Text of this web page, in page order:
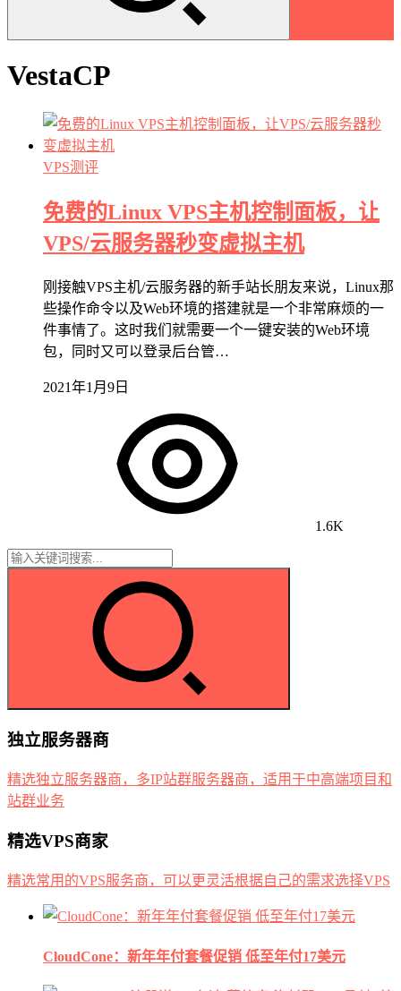
VestaCP
VPS测评
免费的Linux VPS主机控制面板，让
VPS/云服务器秒变虚拟主机
刚接触VPS主机/云服务器的新手站长朋友来说，Linux那
些操作命令以及Web环境的搭建就是一个非常麻烦的一
件事情了。这时我们就需要一个一键安装的Web环境
包，同时又可以登录后台管…
2021年1月9日
1.6K
独立服务器商
精选独立服务器商，多IP站群服务器商，适用于中高端项目和
站群业务
精选VPS商家
精选常用的VPS服务商，可以更灵活根据自己的需求选择VPS
CloudCone：新年年付套餐促销 低至年付17美元